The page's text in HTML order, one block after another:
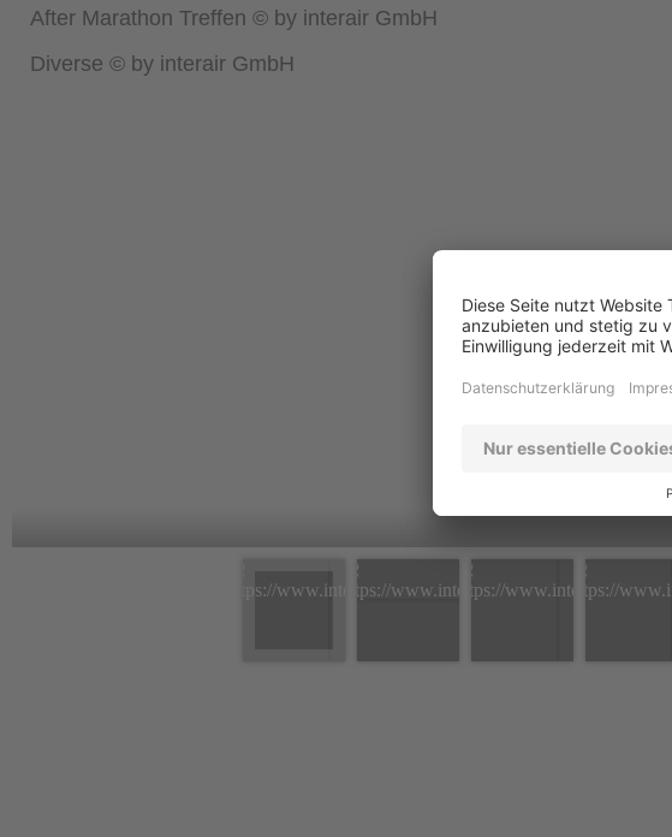
After Marathon Treffen © by interair GmbH
Diverse © by interair GmbH